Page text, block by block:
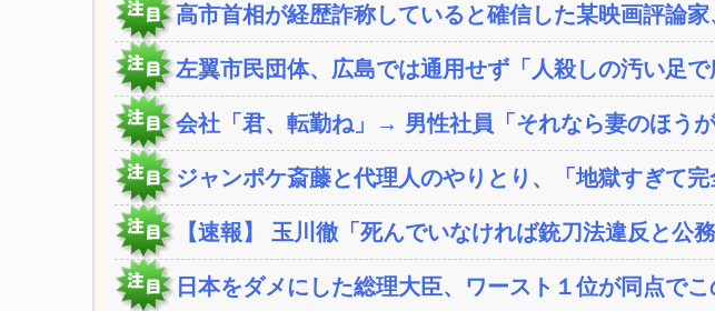
高市首相が経歴詐称していると確信した某映画評論
左翼市民団体、広島では通用せず「人殺しの汚い足
会社「君、転勤ね」→ 男性社員「それなら妻のほう
ジャンポケ斎藤と代理人のやりとり、「地獄すぎて
【速報】 玉川徹「死んでいなければ銃刀法違反と公
日本をダメにした総理大臣、ワースト１位が同点で